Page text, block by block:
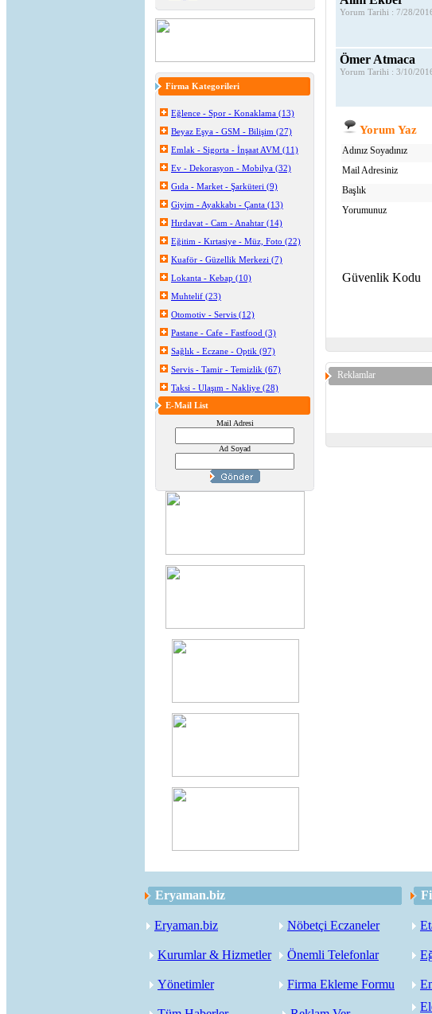
Firma Kategorileri
Eğlence - Spor - Konaklama (13)
Beyaz Eşya - GSM - Bilişim (27)
Emlak - Sigorta - İnşaat AVM (11)
Ev - Dekorasyon - Mobilya (32)
Gıda - Market - Şarküteri (9)
Giyim - Ayakkabı - Çanta (13)
Hırdavat - Cam - Anahtar (14)
Eğitim - Kırtasiye - Müz, Foto (22)
Kuaför - Güzellik Merkezi (7)
Lokanta - Kebap (10)
Muhtelif (23)
Otomotiv - Servis (12)
Pastane - Cafe - Fastfood (3)
Sağlık - Eczane - Optik (97)
Servis - Tamir - Temizlik (67)
Taksi - Ulaşım - Nakliye (28)
E-Mail List
Mail Adresi
Ad Soyad
Yorum Tarihi : 7/28/
Ömer Atmaca
Yorum Tarihi : 3/10/
Yorum Yaz
Adınız Soyadınız
Mail Adresiniz
Başlık
Yorumunuz
Güvenlik Kodu
Reklamlar
Eryaman.biz
Eryaman.biz
Nöbetçi Eczaneler
Kurumlar & Hizmetler
Önemli Telefonlar
Yönetimler Firma Ekleme Formu